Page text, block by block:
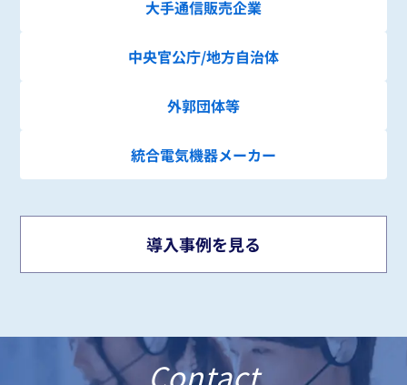
大手通信販売企業
中央官公庁/地方自治体
外郭団体等
統合電気機器メーカー
導入事例を見る
Contact